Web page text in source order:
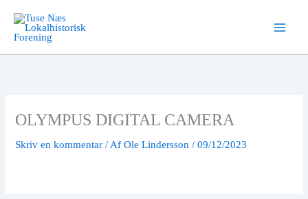
indholdet
OLYMPUS DIGITAL CAMERA
Skriv en kommentar / AfOle Lindersson/09/12/2023